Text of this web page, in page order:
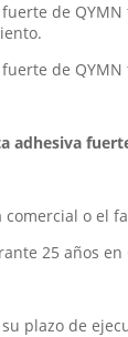
de
de
adhesiva
comercial o el
25 años
plazo de